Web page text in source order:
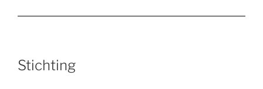
Stichting